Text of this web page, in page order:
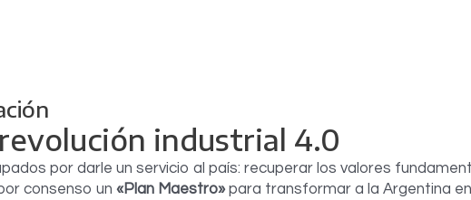
industrial 4.0
por darle un servicio al país: recuperar los valores
consenso un «Plan Maestro»para transformar a la Argentina